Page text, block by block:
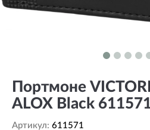
Портмоне
ALOX Black
Артикул: 611571